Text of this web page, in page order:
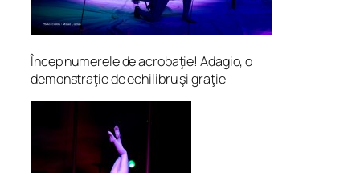
Încep numerele de acrobaţie! Adagio, o
demonstraţie de echilibru şi graţie